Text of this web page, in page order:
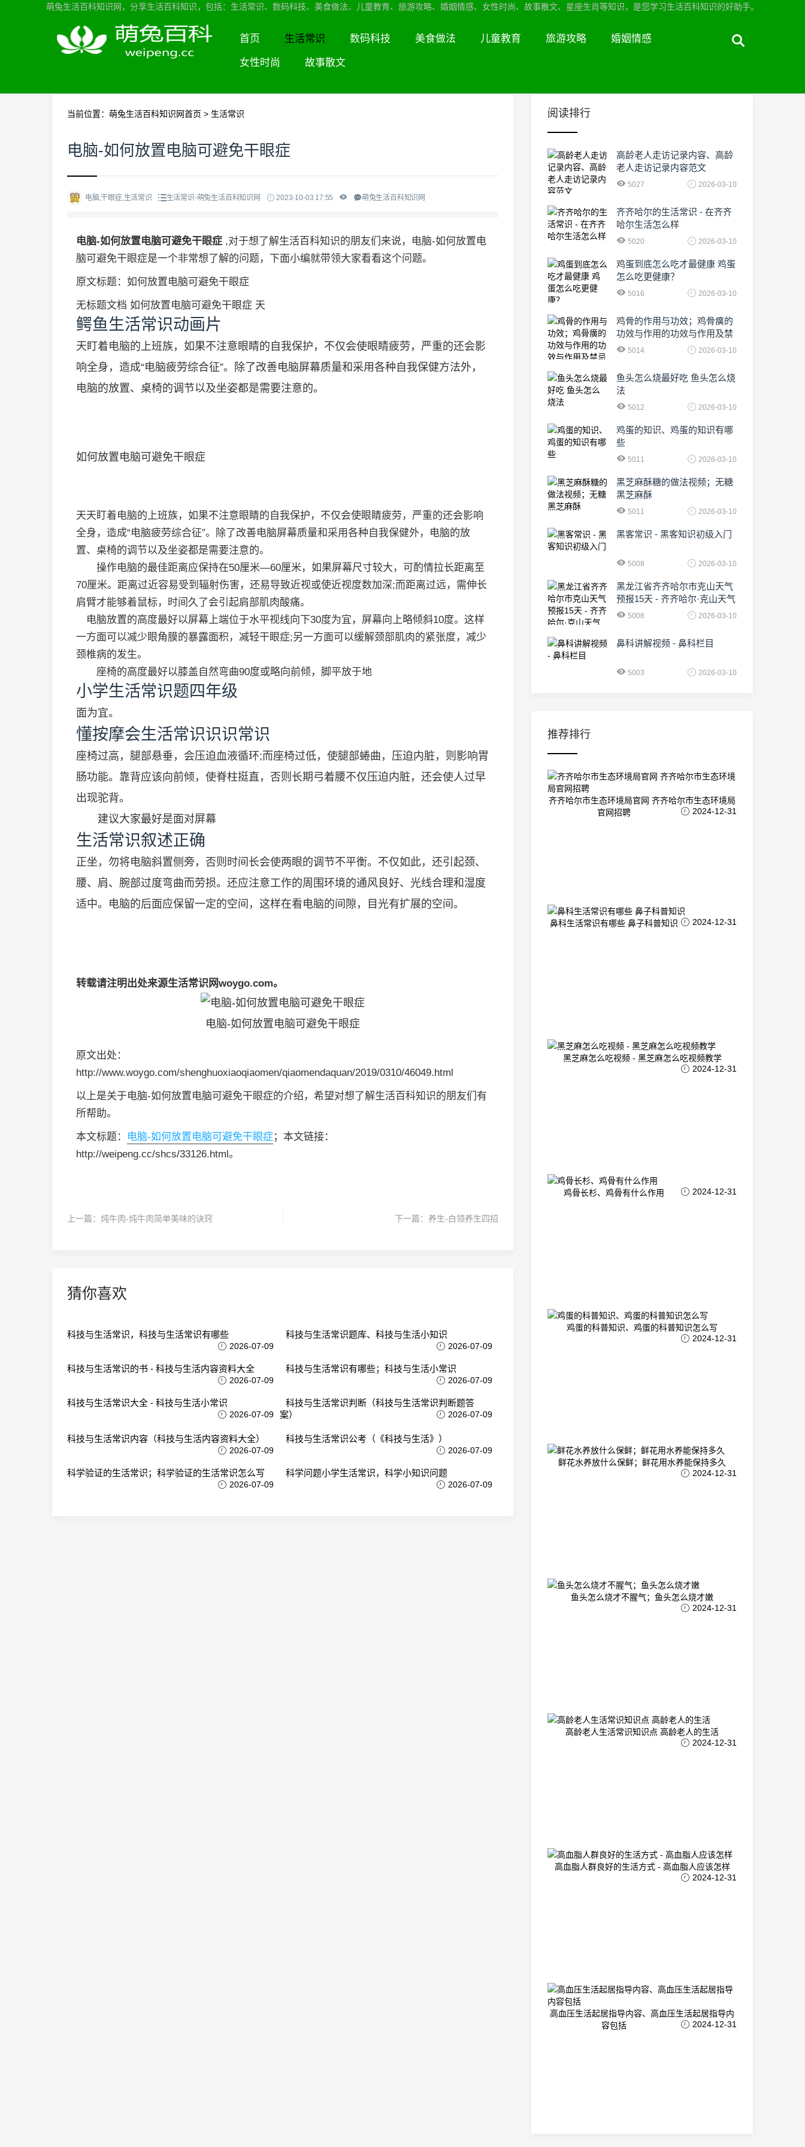
萌兔生活百科知识网，分享生活百科知识，包括：生活常识、数码科技、美食做法、儿童教育、旅游攻略、婚姻情感、女性时尚、故事散文、星座生肖等知识，是您学习生活百科知识的好助手。
首页 生活常识 数码科技 美食做法 儿童教育 旅游攻略 婚姻情感
女性时尚 故事散文
当前位置： 萌兔生活百科知识网首页 > 生活常识
电脑-如何放置电脑可避免干眼症
电脑,干眼症,生活常识 生活常识-萌兔生活百科知识网 2023-10-03 17:55 萌兔生活百科知识网
电脑-如何放置电脑可避免干眼症 ,对于想了解生活百科知识的朋友们来说，电脑-如何放置电
脑可避免干眼症是一个非常想了解的问题，下面小编就带领大家看看这个问题。
原文标题：如何放置电脑可避免干眼症
无标题文档 如何放置电脑可避免干眼症 天
鳄鱼生活常识动画片
天盯着电脑的上班族，如果不注意眼睛的自我保护，不仅会使眼睛疲劳，严重的还会影
响全身，造成“电脑疲劳综合征”。除了改善电脑屏幕质量和采用各种自我保健方法外，
电脑的放置、桌椅的调节以及坐姿都是需要注意的。
如何放置电脑可避免干眼症
天天盯着电脑的上班族，如果不注意眼睛的自我保护，不仅会使眼睛疲劳，严重的还会影响
全身，造成“电脑疲劳综合征”。除了改善电脑屏幕质量和采用各种自我保健外，电脑的放
置、桌椅的调节以及坐姿都是需要注意的。
操作电脑的最佳距离应保持在50厘米—60厘米，如果屏幕尺寸较大，可酌情拉长距离至
70厘米。距离过近容易受到辐射伤害，还易导致近视或使近视度数加深;而距离过远，需伸长
肩臂才能够着鼠标，时间久了会引起肩部肌肉酸痛。
电脑放置的高度最好以屏幕上端位于水平视线向下30度为宜，屏幕向上略倾斜10度。这样
一方面可以减少眼角膜的暴露面积，减轻干眼症;另一方面可以缓解颈部肌肉的紧张度，减少
颈椎病的发生。
座椅的高度最好以膝盖自然弯曲90度或略向前倾，脚平放于地
小学生活常识题四年级
面为宜。
懂按摩会生活常识识识常识
座椅过高，腿部悬垂，会压迫血液循环;而座椅过低，使腿部蜷曲，压迫内脏，则影响胃
肠功能。靠背应该向前倾，使脊柱挺直，否则长期弓着腰不仅压迫内脏，还会使人过早
出现驼背。
建议大家最好是面对屏幕
生活常识叙述正确
正坐，勿将电脑斜置侧旁，否则时间长会使两眼的调节不平衡。不仅如此，还引起颈、
腰、肩、腕部过度弯曲而劳损。还应注意工作的周围环境的通风良好、光线合理和湿度
适中。电脑的后面应保留一定的空间，这样在看电脑的间隙，目光有扩展的空间。
转载请注明出处来源生活常识网woygo.com。
电脑-如何放置电脑可避免干眼症
原文出处：
http://www.woygo.com/shenghuoxiaoqiaomen/qiaomendaquan/2019/0310/46049.html
以上是关于电脑-如何放置电脑可避免干眼症的介绍，希望对想了解生活百科知识的朋友们有
所帮助。
本文标题： 电脑-如何放置电脑可避免干眼症；本文链接：
http://weipeng.cc/shcs/33126.html。
上一篇： 炖牛肉-炖牛肉简单美味的诀窍 下一篇： 养生-白领养生四招
猜你喜欢
科技与生活常识，科技与生活常识有哪些
2026-07-09
科技与生活常识题库、科技与生活小知识
2026-07-09
科技与生活常识的书 - 科技与生活内容资料大全
2026-07-09
科技与生活常识有哪些；科技与生活小常识
2026-07-09
科技与生活常识大全 - 科技与生活小常识
2026-07-09
科技与生活常识判断（科技与生活常识判断题答
案）
2026-07-09
科技与生活常识内容（科技与生活内容资料大全）
2026-07-09
科技与生活常识公考（《科技与生活》）
2026-07-09
科学验证的生活常识；科学验证的生活常识怎么写
2026-07-09
科学问题小学生活常识，科学小知识问题
2026-07-09
阅读排行
高龄老人走访记录内容、高龄
老人走访记录内容范文
5027 2026-03-10
齐齐哈尔的生活常识 - 在齐齐
哈尔生活怎么样
5020 2026-03-10
鸡蛋到底怎么吃才最健康 鸡蛋
怎么吃更健康？
5016 2026-03-10
鸡骨的作用与功效；鸡骨癀的
功效与作用的功效与作用及禁
忌症5014 2026-03-10
鱼头怎么烧最好吃 鱼头怎么烧
法
5012 2026-03-10
鸡蛋的知识、鸡蛋的知识有哪
些
5011 2026-03-10
黑芝麻酥糖的做法视频；无糖
黑芝麻酥
5011 2026-03-10
黑客常识 - 黑客知识初级入门
5008 2026-03-10
黑龙江省齐齐哈尔市克山天气
预报15天 - 齐齐哈尔·克山天气
5008 2026-03-10
鼻科讲解视频 - 鼻科栏目
5003 2026-03-10
推荐排行
齐齐哈尔市生态环境局官网 齐齐哈尔市生态环境局
官网招聘
2024-12-31
鼻科生活常识有哪些 鼻子科普知识 2024-12-31
黑芝麻怎么吃视频 - 黑芝麻怎么吃视频教学
2024-12-31
鸡骨长杉、鸡骨有什么作用 2024-12-31
鸡蛋的科普知识、鸡蛋的科普知识怎么写
2024-12-31
鲜花水养放什么保鲜；鲜花用水养能保持多久
2024-12-31
鱼头怎么烧才不腥气；鱼头怎么烧才嫩
2024-12-31
高龄老人生活常识知识点 高龄老人的生活
2024-12-31
高血脂人群良好的生活方式 - 高血脂人应该怎样
2024-12-31
高血压生活起居指导内容、高血压生活起居指导内
容包括
2024-12-31